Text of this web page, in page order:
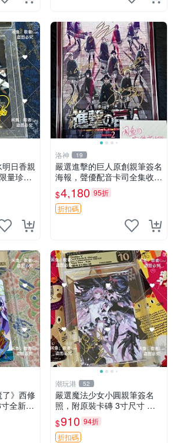
日香親
量珍藏
夢幻島
洛神 19
嚴選進擊的巨人原創親筆簽名
海報，聲優配音卡司全集收藏
推薦 艾倫、三笠、阿明、埃
爾文巨細靡遺肖像照
$4,180 95折
折扣碼
》西修
全新含
片 周邊
潮玩港 52
嚴選魔法少女小圓親筆簽名
照，附原裝卡磚 3寸尺寸 親
簽紀念品 小圓周邊 畫集 監督
親筆
$910 94折
折扣碼